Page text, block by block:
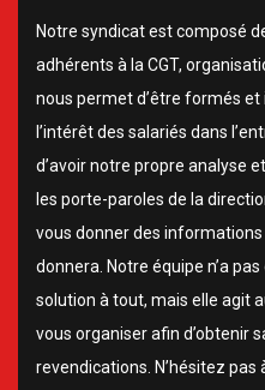
Notre syndicat est composé
adhérents à la CGT,
nous permet d’être formés et
l’intérêt des salariés dans
d’avoir notre propre analyse
les porte-paroles de la
vous donner des
donnera. Notre équipe n’a
solution à tout, mais elle agit
vous organiser afin d’obtenir
revendications. N’hésitez